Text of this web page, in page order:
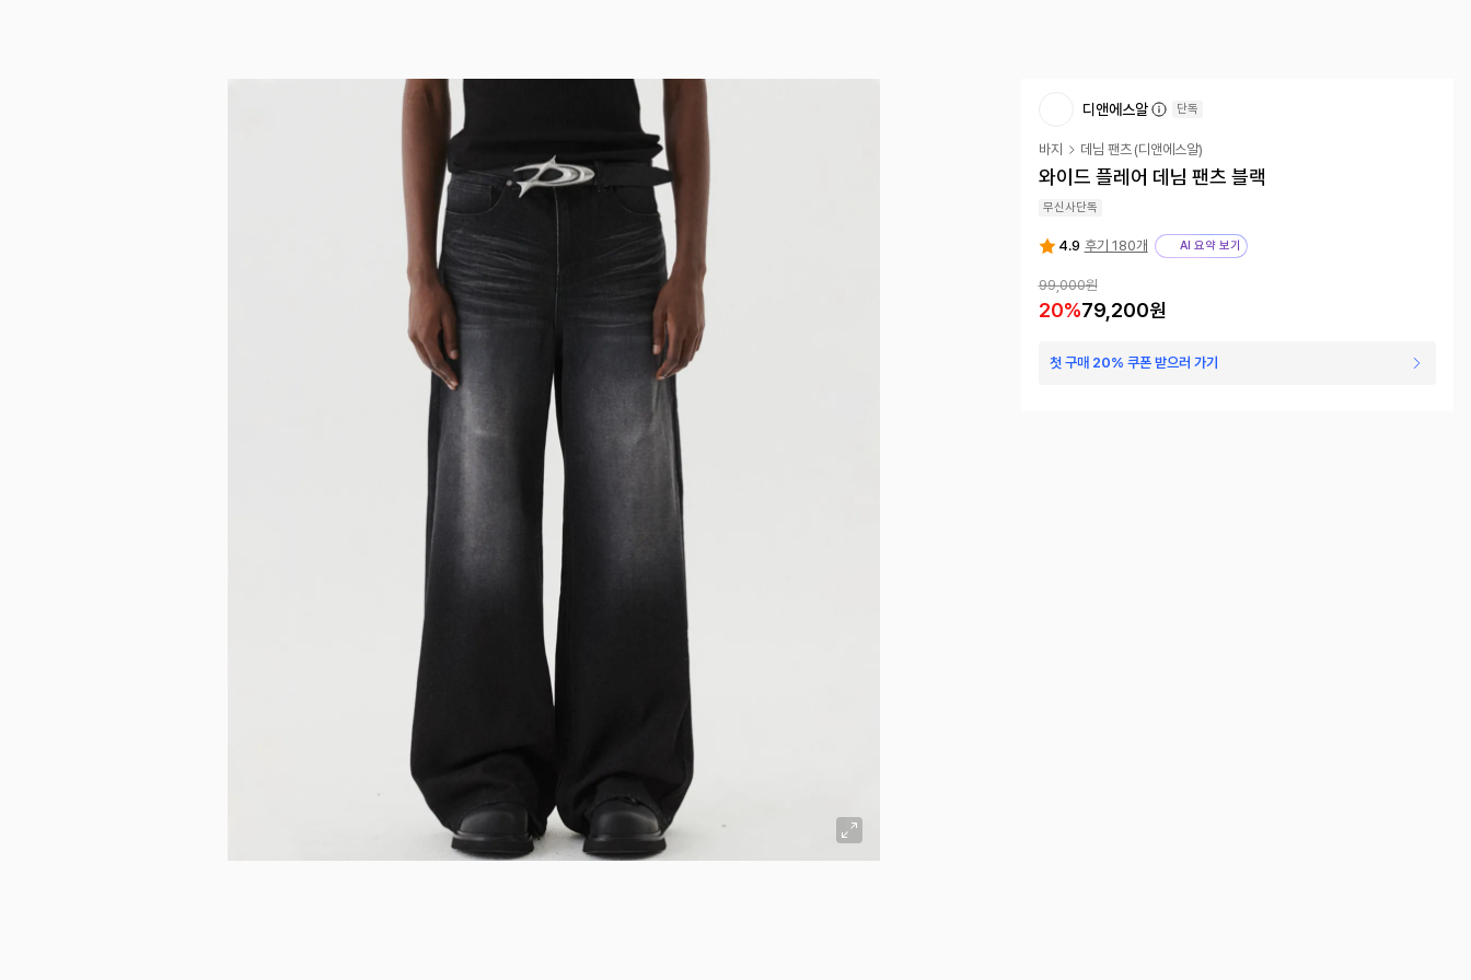
디앤에스알 단독
바지 데님 팬츠 (디앤에스알)
와이드 플레어 데님 팬츠 블랙
무신사단독
4.9 후기 180개 AI 요약 보기
99,000원
20%79,200원
첫 구매 20% 쿠폰 받으러 가기